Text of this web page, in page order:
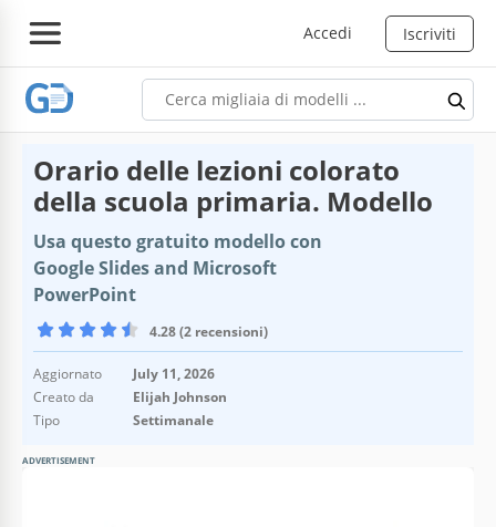
Accedi Iscriviti
Orario delle lezioni colorato
della scuola primaria. Modello
Usa questo gratuito modello con
Google Slides and Microsoft
PowerPoint
4.28 (2 recensioni)
Aggiornato
July 11, 2026
Creato da
Elijah Johnson
Tipo
Settimanale
ADVERTISEMENT